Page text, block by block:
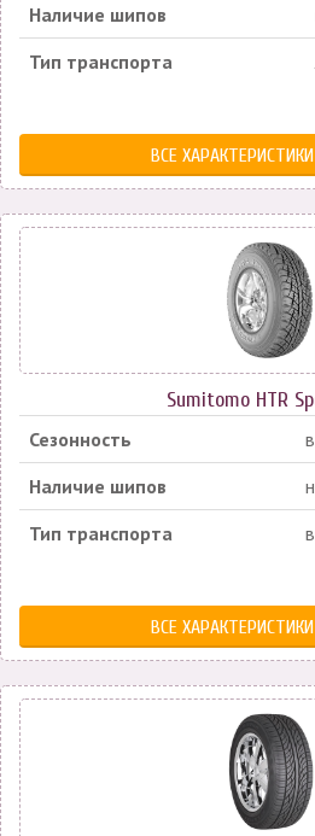
Наличие шипов
Тип транспорта
ВСЕ
Sumitomo HTR
Сезонность
Наличие шипов
Тип транспорта
ВСЕ